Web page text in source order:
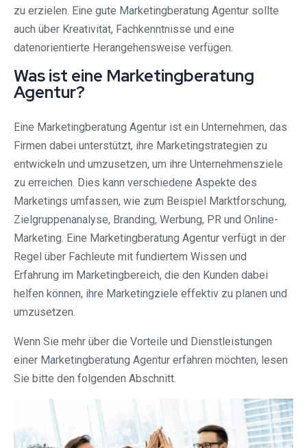
zu erzielen. Eine gute Marketingberatung Agentur sollte
auch über Kreativität, Fachkenntnisse und eine
datenorientierte Herangehensweise verfügen.
Was ist eine Marketingberatung
Agentur?
Eine Marketingberatung Agentur ist ein Unternehmen, das
Firmen dabei unterstützt, ihre Marketingstrategien zu
entwickeln und umzusetzen, um ihre Unternehmensziele
zu erreichen. Dies kann verschiedene Aspekte des
Marketings umfassen, wie zum Beispiel Marktforschung,
Zielgruppenanalyse, Branding, Werbung, PR und Online-
Marketing. Eine Marketingberatung Agentur verfügt in der
Regel über Fachleute mit fundiertem Wissen und
Erfahrung im Marketingbereich, die den Kunden dabei
helfen können, ihre Marketingziele effektiv zu planen und
umzusetzen.
Wenn Sie mehr über die Vorteile und Dienstleistungen
einer Marketingberatung Agentur erfahren möchten, lesen
Sie bitte den folgenden Abschnitt.